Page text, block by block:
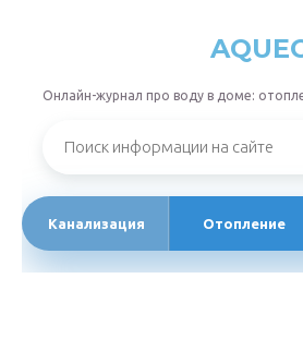
Онлайн-журнал про воду в доме:
Канализация Отопление